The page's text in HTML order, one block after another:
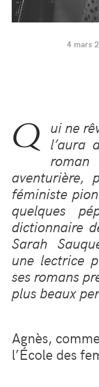
4 mars
Q ui ne
l’aura
aventurière,
féministe
quelques
dictionnaire
Sarah
une lectrice
ses romans
plus beaux
Agnès,
l’École des